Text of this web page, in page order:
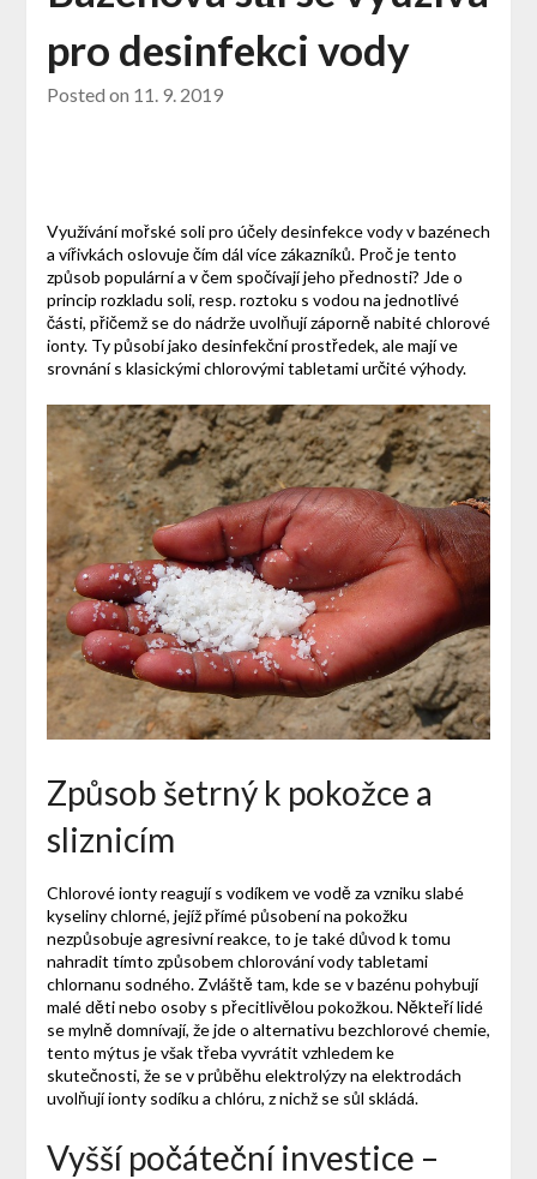
pro desinfekci vody
Posted on 11. 9. 2019
Využívání mořské soli pro účely desinfekce vody v bazénech
a vířivkách oslovuje čím dál více zákazníků. Proč je tento
způsob populární a v čem spočívají jeho přednosti? Jde o
princip rozkladu soli, resp. roztoku s vodou na jednotlivé
části, přičemž se do nádrže uvolňují záporně nabité chlorové
ionty. Ty působí jako desinfekční prostředek, ale mají ve
srovnání s klasickými chlorovými tabletami určité výhody.
Způsob šetrný k pokožce a
sliznicím
Chlorové ionty reagují s vodíkem ve vodě za vzniku slabé
kyseliny chlorné, jejíž přímé působení na pokožku
nezpůsobuje agresivní reakce, to je také důvod k tomu
nahradit tímto způsobem chlorování vody tabletami
chlornanu sodného. Zvláště tam, kde se v bazénu pohybují
malé děti nebo osoby s přecitlivělou pokožkou. Někteří lidé
se mylně domnívají, že jde o alternativu bezchlorové chemie,
tento mýtus je však třeba vyvrátit vzhledem ke
skutečnosti, že se v průběhu elektrolýzy na elektrodách
uvolňují ionty sodíku a chlóru, z nichž se sůl skládá.
Vyšší počáteční investice –